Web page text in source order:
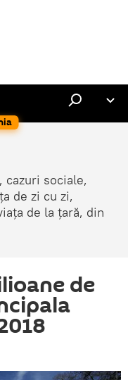
sociale,
de zi cu zi,
de la țară, din
de